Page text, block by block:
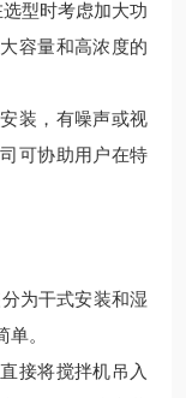
型时考虑加大功
容量和高浓度的
装，有噪声或视
可协助用户在特
为干式安装和湿
。
接将搅拌机吊入